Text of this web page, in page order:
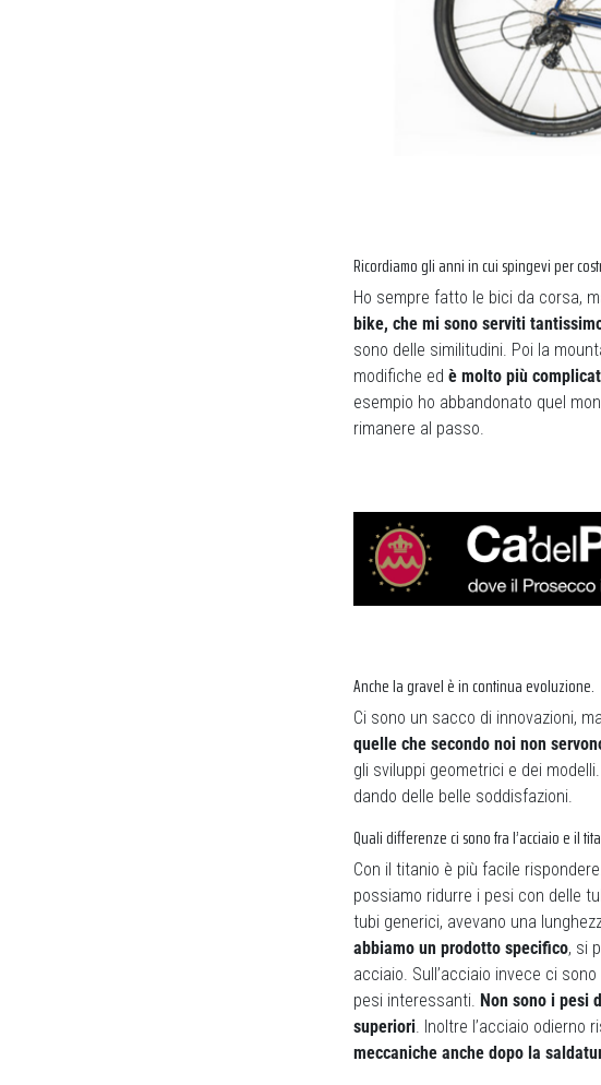
Ricordiamo gli anni in cui spingevi per
Ho sempre fatto le bici da corsa,
bike, che mi sono serviti
sono delle similitudini. Poi la
modifiche ed è molto più
esempio ho abbandonato quel
rimanere al passo.
Anche la gravel è in continua evoluzione.
Ci sono un sacco di innovazioni,
quelle che secondo noi non
gli sviluppi geometrici e dei modelli.
dando delle belle soddisfazioni.
Quali differenze ci sono fra l’acciaio e il
Con il titanio è più facile
possiamo ridurre i pesi con delle
tubi generici, avevano una
abbiamo un prodotto specifico, si
acciaio. Sull’acciaio invece ci
pesi interessanti. Non sono i pesi
superiori. Inoltre l’acciaio odierno
meccaniche anche dopo la